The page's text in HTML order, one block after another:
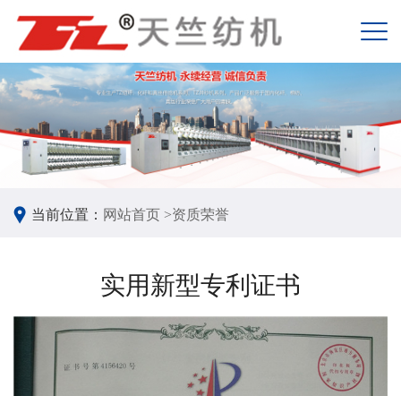
当前位置： 网站首页 >资质荣誉
实用新型专利证书